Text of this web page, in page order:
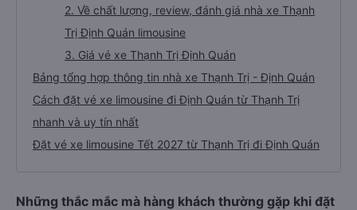
2. Về chất lượng, review, đánh giá nhà xe Thạnh
Trị Định Quán limousine
3. Giá vé xe Thạnh Trị Định Quán
Bảng tổng hợp thông tin nhà xe Thạnh Trị - Định Quán
Cách đặt vé xe limousine đi Định Quán từ Thạnh Trị
nhanh và uy tín nhất
Đặt vé xe limousine Tết 2027 từ Thạnh Trị đi Định Quán
Những thắc mắc mà hàng khách thường gặp khi đặt